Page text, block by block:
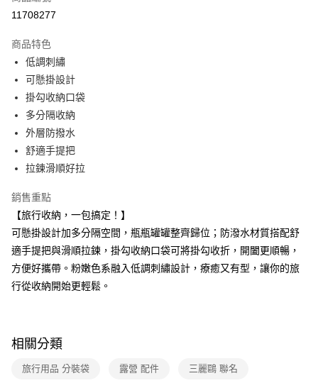
超商取貨付款
Apple Pay
街口支付
悠遊付
Google Pay
大哥付你分期
【大哥付你分期使用說明】
1.本服務由台灣大哥大提供，台灣大哥大用戶可立即使用無須另外申請。
2.付款方式選擇「大哥付你分期」，訂單成立後會自動跳轉到大哥付的交易
流程，驗證手機門號後，選擇欲分期的期數、繳款截止日，確認付款後即完
成交易。
4.訂單成立30分鐘內，如未前往確認交易或遇審核未通過，訂單將自動取
消。如遇「轉專審核」未通過狀況，表示未達大哥付你分期系統評分，恕無
醒簡訊。
2.透過簡訊連結打開帳單後，可選擇「超商條碼／台灣大直營門市／銀行轉
帳／街口支付／iPASS MONEY」等通路繳費。
【關於「AFTEE先享後付」】
AFTEE先享後付是「在收到商品之後才付款」的支付方式。 讓您購物簡單
便利好安心！
１．簡單：不需註冊會員、不需綁卡、不需儲值。
２．便利：只要手機號碼，簡訊認證，即可結帳。
１．於結帳方式選擇「AFTEE先享後付」後，將跳轉至「AFTEE先享後付」
２．訂單成立數日內，您將收到繳費通知簡訊。
ATM付款
運送方式
每筆NT$80，滿NT$699(含以上)免運費
11708277
商品特色
低調刺繡
可懸掛設計
掛勾收納口袋
多分隔收納
外層防撥水
舒適手提把
拉鍊滑順好拉
銷售重點
【旅行收納，一包搞定！】
可懸掛設計加多分隔空間，瓶瓶罐罐整齊歸位；防潑水材質搭配舒
適手提把與滑順拉鍊，掛勾收納口袋可將掛勾收折，開闔更順暢，
方便好攜帶。粉嫩色系融入低調刺繡設計，療癒又有型，讓你的旅
行從收納開始更輕鬆。
相關分類
旅行用品 分裝袋 露營 配件 三麗鷗 聯名